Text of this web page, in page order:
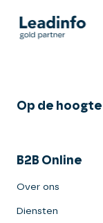
B2B Online
Over ons
Diensten
Op de